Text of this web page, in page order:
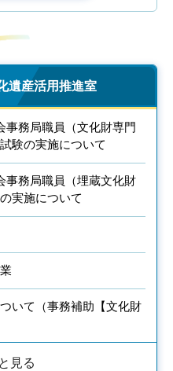
遺産活用推進室
事務局職員（文化財専門
験の実施について
事務局職員（埋蔵文化財
実施について
いて（事務補助【文化財
見る